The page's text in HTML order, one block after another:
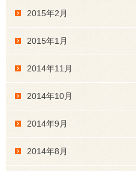
2015年2月
2015年1月
2014年11月
2014年10月
2014年9月
2014年8月